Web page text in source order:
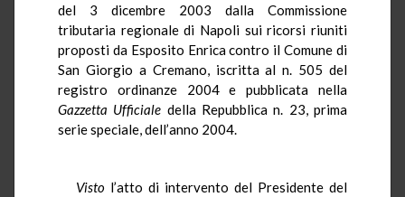
del 3 dicembre 2003 dalla Commissione
tributaria regionale di Napoli sui ricorsi riuniti
proposti da Esposito Enrica contro il Comune di
San Giorgio a Cremano, iscritta al n. 505 del
registro ordinanze 2004 e pubblicata nella
Gazzetta Ufficiale della Repubblica n. 23, prima
serie speciale, dell’anno 2004.
Visto l’atto di intervento del Presidente del